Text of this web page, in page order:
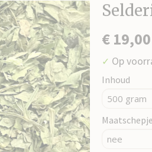
€ 19,00
✓ Op
Inhoud
Maatschepje